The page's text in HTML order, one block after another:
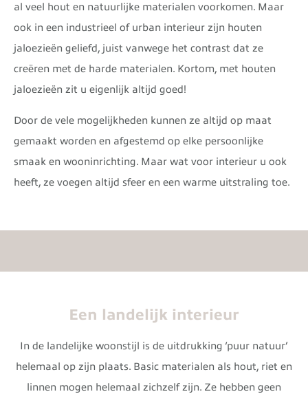
al veel hout en natuurlijke materialen voorkomen. Maar
ook in een industrieel of urban interieur zijn houten
jaloezieën geliefd, juist vanwege het contrast dat ze
creëren met de harde materialen. Kortom, met houten
jaloezieën zit u eigenlijk altijd goed!
Door de vele mogelijkheden kunnen ze altijd op maat
gemaakt worden en afgestemd op elke persoonlijke
smaak en wooninrichting. Maar wat voor interieur u ook
heeft, ze voegen altijd sfeer en een warme uitstraling toe.
Een landelijk interieur
In de landelijke woonstijl is de uitdrukking ‘puur natuur’
helemaal op zijn plaats. Basic materialen als hout, riet en
linnen mogen helemaal zichzelf zijn. Ze hebben geen